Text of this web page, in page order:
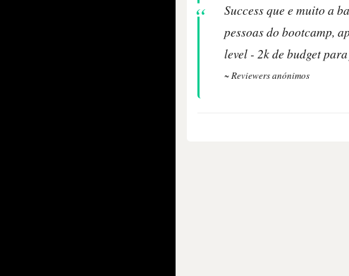
Success que e muito a
pessoas do bootcamp,
level - 2k de budget
~ Reviewers anónimos